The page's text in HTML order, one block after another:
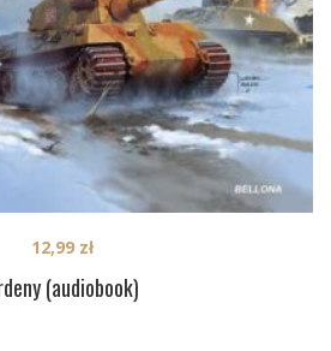
(audiobook)
12,99 zł